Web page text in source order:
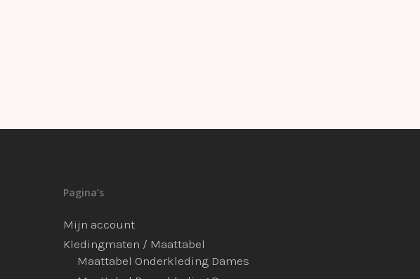
Pagina’s
Mijn account
Kledingmaten / Maattabel
Maattabel Onderkleding Dames